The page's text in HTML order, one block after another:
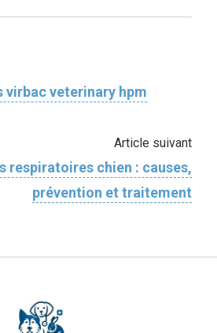
virbac veterinary hpm
Article suivant
respiratoires chien : causes,
prévention et traitement